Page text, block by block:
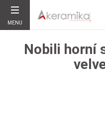
MENU
Nobili horní